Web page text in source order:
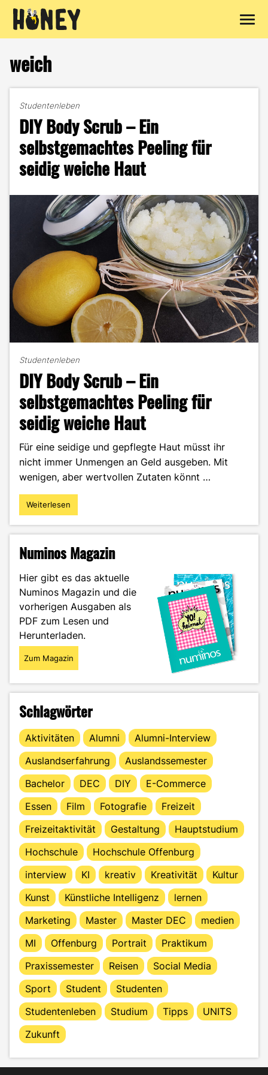
springen
weich
Studentenleben
DIY Body Scrub – Ein
selbstgemachtes Peeling für
seidig weiche Haut
Studentenleben
DIY Body Scrub – Ein
selbstgemachtes Peeling für
seidig weiche Haut
Für eine seidige und gepflegte Haut müsst ihr
nicht immer Unmengen an Geld ausgeben. Mit
wenigen, aber wertvollen Zutaten könnt …
"DIY
Body
Ein
Peeling
für
seidig
weiche
Haut"
Weiterlesen
Numinos Magazin
Hier gibt es das aktuelle
Numinos Magazin und die
vorherigen Ausgaben als
PDF zum Lesen und
Herunterladen.
Zum Magazin
Schlagwörter
Aktivitäten Alumni
Alumni-Interview
Auslandserfahrung
Auslandssemester
Bachelor
DEC DIY
E-Commerce
Essen
Film Fotografie
Freizeit
Freizeitaktivität
Gestaltung
Hauptstudium
Hochschule
Hochschule Offenburg
interview
KI kreativ Kreativität
Kultur
Kunst
Künstliche Intelligenz
lernen
Marketing
Master Master DEC
medien
MI
Offenburg Portrait
Praktikum
Praxissemester
Reisen
Social Media
Sport
Student
Studenten
Studentenleben
Studium Tipps
UNITS
Zukunft